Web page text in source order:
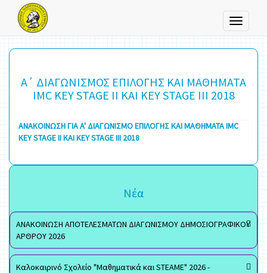
Toggle
Α΄ ΔΙΑΓΩΝΙΣΜΟΣ ΕΠΙΛΟΓΗΣ ΚΑΙ ΜΑΘΗΜΑΤΑ
IMC KEY STAGE II ΚΑΙ KEY STAGE III 2018
ΑΝΑΚΟΙΝΩΣΗ ΓΙΑ A' ΔΙΑΓΩΝΙΣΜΟ ΕΠΙΛΟΓΗΣ ΚΑΙ ΜΑΘΗΜΑΤΑ IMC
KEY STAGE II KΑΙ KEY STAGE III 2018
Νέα
ΑΝΑΚΟΙΝΩΣΗ ΑΠΟΤΕΛΕΣΜΑΤΩΝ ΔΙΑΓΩΝΙΣΜΟΥ ΔΗΜΟΣΙΟΓΡΑΦΙΚΟΥ
ΑΡΘΡΟΥ 2026
Καλοκαιρινό Σχολείο "Μαθηματικά και STEAME" 2026 -